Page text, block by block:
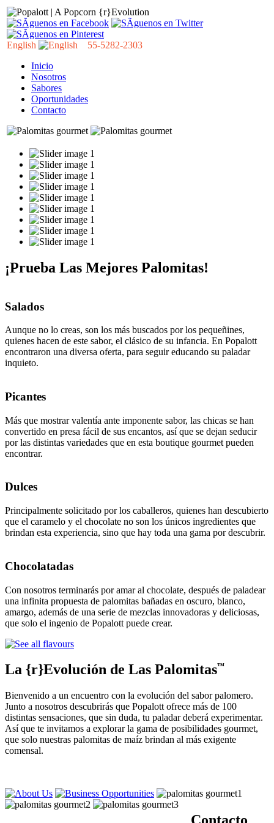
English
55-5282-2303
Inicio
Nosotros
Sabores
Oportunidades
Contacto
¡Prueba Las Mejores Palomitas!
Salados
Aunque no lo creas, son los más buscados por los pequeñines,
quienes hacen de este sabor, el clásico de su infancia. En Popalott
encontraron una diversa oferta, para seguir educando su paladar
inquieto.
Picantes
Más que mostrar valentía ante imponente sabor, las chicas se han
convertido en presa fácil de sus encantos, así que se dejan seducir
por las distintas variedades que en esta boutique gourmet pueden
encontrar.
Dulces
Principalmente solicitado por los caballeros, quienes han descubierto
que el caramelo y el chocolate no son los únicos ingredientes que
brindan esta experiencia, sino que hay toda una gama por descubrir.
Chocolatadas
Con nosotros terminarás por amar al chocolate, después de paladear
una infinita propuesta de palomitas bañadas en oscuro, blanco,
amargo, además de una serie de mezclas innovadoras y deliciosas,
que solo el ingenio de Popalott puede crear.
La {r}Evolución de Las Palomitas™
Bienvenido a un encuentro con la evolución del sabor palomero.
Junto a nosotros descubrirás que Popalott ofrece más de 100
distintas sensaciones, que sin duda, tu paladar deberá experimentar.
Así que te invitamos a explorar la gama de posibilidades gourmet,
que solo nuestras palomitas de maíz brindan al más exigente
comensal.